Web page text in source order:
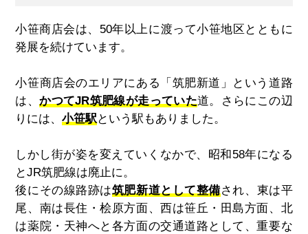
小笹商店会は、50年以上に渡って小笹地区とともに
発展を続けています。
小笹商店会のエリアにある「筑肥新道」という道路
は、かつてJR筑肥線が走っていた道。さらにこの辺
りには、小笹駅 という駅もありました。
しかし街が姿を変えていくなかで、昭和58年になる
とJR筑肥線は廃止に。
後にその線路跡は筑肥新道として整備され、東は平
尾、南は長住・桧原方面、西は笹丘・田島方面、北
は薬院・天神へと各方面の交通道路として、重要な